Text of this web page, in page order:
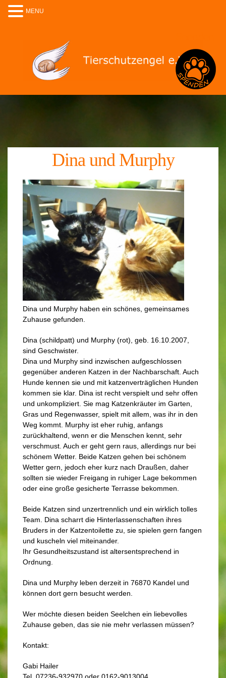
Dina und Murphy
Dina und Murphy haben ein schönes, gemeinsames
Zuhause gefunden.
Dina (schildpatt) und Murphy (rot), geb. 16.10.2007,
sind Geschwister.
Dina und Murphy sind inzwischen aufgeschlossen
gegenüber anderen Katzen in der Nachbarschaft. Auch
Hunde kennen sie und mit katzenverträglichen Hunden
kommen sie klar. Dina ist recht verspielt und sehr offen
und unkompliziert. Sie mag Katzenkräuter im Garten,
Gras und Regenwasser, spielt mit allem, was ihr in den
Weg kommt. Murphy ist eher ruhig, anfangs
zurückhaltend, wenn er die Menschen kennt, sehr
verschmust. Auch er geht gern raus, allerdings nur bei
schönem Wetter. Beide Katzen gehen bei schönem
Wetter gern, jedoch eher kurz nach Draußen, daher
sollten sie wieder Freigang in ruhiger Lage bekommen
oder eine große gesicherte Terrasse bekommen.
Beide Katzen sind unzertrennlich und ein wirklich tolles
Team. Dina scharrt die Hinterlassenschaften ihres
Bruders in der Katzentoilette zu, sie spielen gern fangen
und kuscheln viel miteinander.
Ihr Gesundheitszustand ist altersentsprechend in
Ordnung.
Dina und Murphy leben derzeit in 76870 Kandel und
können dort gern besucht werden.
Wer möchte diesen beiden Seelchen ein liebevolles
Zuhause geben, das sie nie mehr verlassen müssen?
Kontakt:
Gabi Hailer
MENU